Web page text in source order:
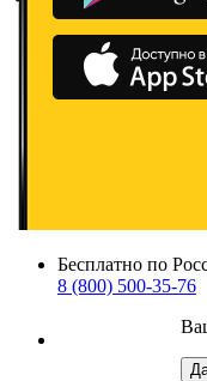
Бесплатно по
8 (800) 500-35-76